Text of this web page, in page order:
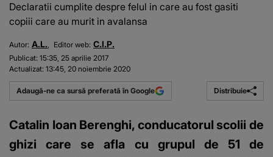
Declaratii cumplite despre felul in care au fost gasiti
copiii care au murit in avalansa
Autor: A.L. Editor web: C.I.P.
Publicat: 15:35, 25 aprilie 2017
Actualizat: 13:45, 20 noiembrie 2020
Adaugă-ne ca sursă preferată în Google Distribuie
Catalin Ioan Berenghi, conducatorul scolii de
ghizi care se afla cu grupul de 51 de